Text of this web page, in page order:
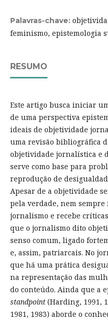
Palavras-chave:
feminismo, epistemologia
RESUMO
Este artigo busca iniciar
de uma perspectiva
ideais de objetividade
uma revisão bibliográfica
objetividade jornalística e
serve como base para
reprodução de
Apesar de a objetividade
pela verdade, nem
jornalismo e recebe
que o jornalismo dito
senso comum, ligado
e, assim, patriarcais. No
que há uma prática
na representação das
do conteúdo. Ainda que a
standpoint (Harding, 1991,
1981, 1983) aborde o